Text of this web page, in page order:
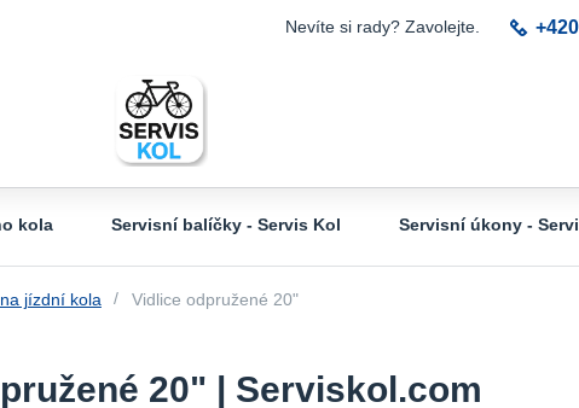
Nevíte si rady? Zavolejte.
kola Servisní balíčky - Servis Kol Servisní úkony -
jízdní kola Vidlice odpružené 20"
20" | Serviskol.com